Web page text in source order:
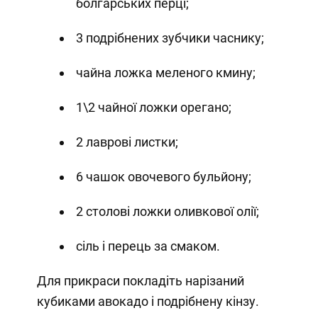
болгарських перці;
3 подрібнених зубчики часнику;
чайна ложка меленого кмину;
1\2 чайної ложки орегано;
2 лаврові листки;
6 чашок овочевого бульйону;
2 столові ложки оливкової олії;
сіль і перець за смаком.
Для прикраси покладіть нарізаний
кубиками авокадо і подрібнену кінзу.